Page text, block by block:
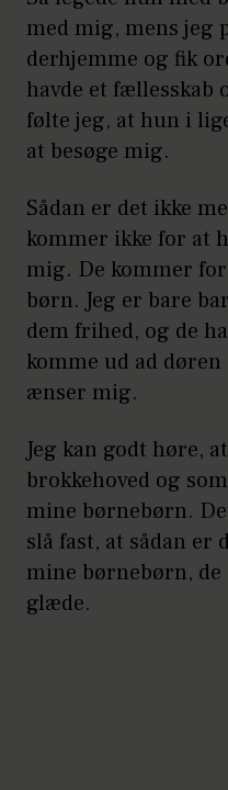
med mig, mens jeg
derhjemme og fik
havde et fællesskab
følte jeg, at hun i
at besøge mig.
Sådan er det ikke
kommer ikke for at
mig. De kommer
børn. Jeg er bare
dem frihed, og de
komme ud ad
ænser mig.
Jeg kan godt høre,
brokkehoved og
mine børnebørn.
slå fast, at sådan er
mine børnebørn,
glæde.